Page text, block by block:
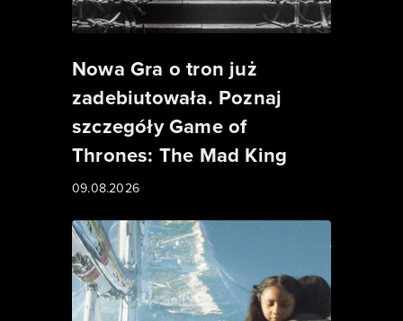
Nowa Gra o tron już
zadebiutowała. Poznaj
szczegóły Game of
Thrones: The Mad King
09.08.2026